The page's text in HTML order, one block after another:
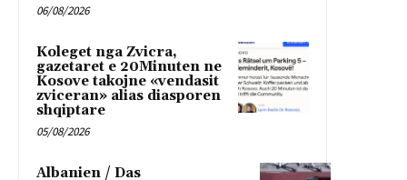
06/08/2026
Koleget nga Zvicra,
gazetaret e 20Minuten ne
Kosove takojne «vendasit
zviceran» alias diasporen
shqiptare
05/08/2026
Albanien / Das